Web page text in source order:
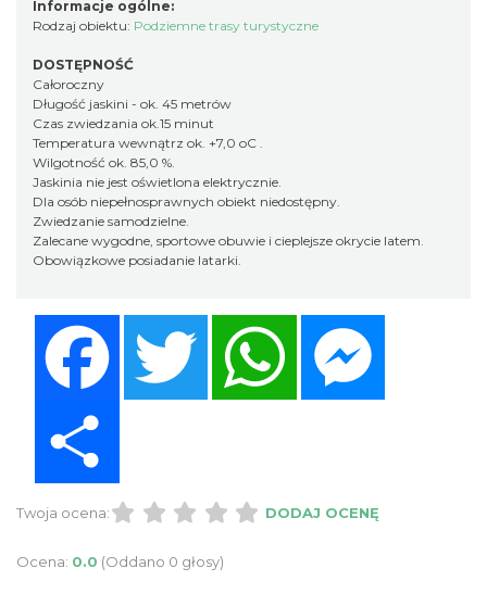
Informacje ogólne:
Rodzaj obiektu: Podziemne trasy turystyczne
DOSTĘPNOŚĆ
Całoroczny
Długość jaskini - ok. 45 metrów
Czas zwiedzania ok.15 minut
Temperatura wewnątrz ok. +7,0 oC .
Wilgotność ok. 85,0 %.
Jaskinia nie jest oświetlona elektrycznie.
Dla osób niepełnosprawnych obiekt niedostępny.
Zwiedzanie samodzielne.
Zalecane wygodne, sportowe obuwie i cieplejsze okrycie latem.
Obowiązkowe posiadanie latarki.
Twitter WhatsApp
Twoja ocena: DODAJ OCENĘ
Ocena: 0.0 (Oddano 0 głosy)